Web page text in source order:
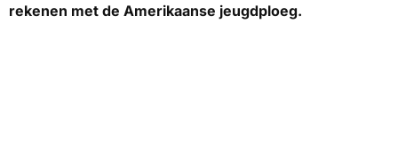
rekenen met de Amerikaanse jeugdploeg.